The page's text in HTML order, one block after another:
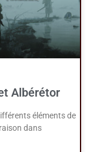
Albérétor
éléments de
dans